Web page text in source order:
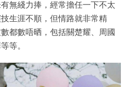
無綫力捧，經常擔任一下不太
生涯不順，但情路就非常精
都數唔晒，包括關楚耀、周國
等。